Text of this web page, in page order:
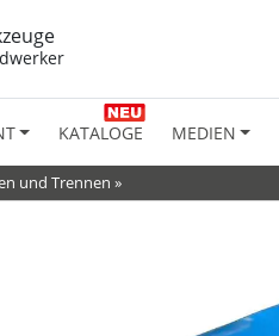
KATALOGE MEDIEN
und Trennen »